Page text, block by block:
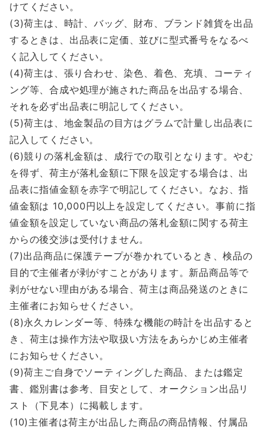
けてください。
(3)荷主は、時計、バッグ、財布、ブランド雑貨を出品
するときは、出品表に定価、並びに型式番号をなるべ
く記入してください。
(4)荷主は、張り合わせ、染色、着色、充填、コーティ
ング等、合成や処理が施された商品を出品する場合、
それを必ず出品表に明記してください。
(5)荷主は、地金製品の目方はグラムで計量し出品表に
記入してください。
(6)競りの落札金額は、成行での取引となります。やむ
を得ず、荷主が落札金額に下限を設定する場合は、出
品表に指値金額を赤字で明記してください。なお、指
値金額は 10,000円以上を設定してください。事前に指
値金額を設定していない商品の落札金額に関する荷主
からの後交渉は受付けません。
(7)出品商品に保護テープが巻かれているとき、検品の
目的で主催者が剥がすことがあります。新品商品等で
剥がせない理由がある場合、荷主は商品発送のときに
主催者にお知らせください。
(8)永久カレンダー等、特殊な機能の時計を出品すると
き、荷主は操作方法や取扱い方法をあらかじめ主催者
にお知らせください。
(9)荷主ご自身でソーティングした商品、または鑑定
書、鑑別書は参考、目安として、オークション出品リ
スト（下見本）に掲載します。
(10)主催者は荷主が出品した商品の商品情報、付属品